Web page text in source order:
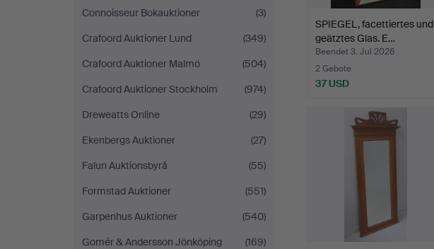
Connoisseur Bokauktioner
(3)
Crafoord Auktioner Lund
(349)
Crafoord Auktioner Malmö
(504)
Crafoord Auktioner Stockholm
(974)
Dreweatts Online
(29)
Ekenbergs Auktioner
(27)
Falun Auktionsbyrå
(55)
Formstad Auktioner
(551)
Garpenhus Auktioner
(540)
Gomér & Andersson Jönköping
(169)
SPIEGEL, facettiertes und
geätztes Glas. E…
Beendet 3. Jul 2026
2 Gebote
37 USD